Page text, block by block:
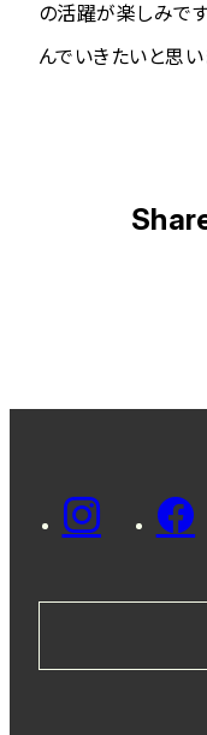
の活躍が楽しみで
んでいきたいと思い